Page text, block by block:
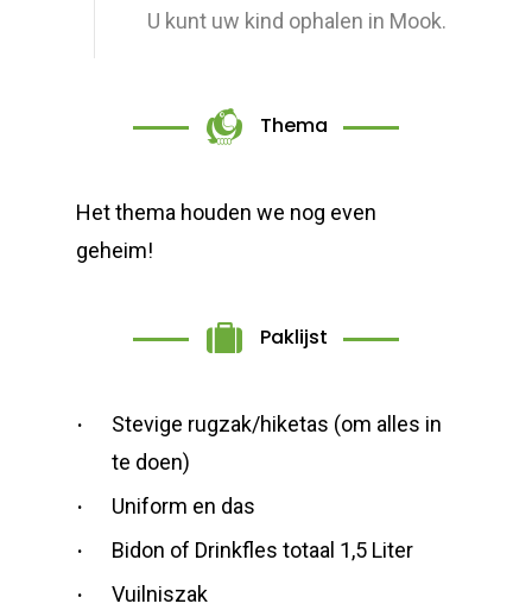
U kunt uw kind ophalen in Mook.
Thema
Het thema houden we nog even
geheim!
Paklijst
Stevige rugzak/hiketas (om alles in
te doen)
Uniform en das
Bidon of Drinkfles totaal 1,5 Liter
Vuilniszak